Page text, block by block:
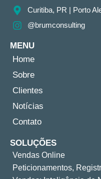
Curitiba, PR​ | Porto
@brumconsulting
MENU
Home
Sobre
Clientes
Notícias
Contato
SOLUÇÕES
Vendas Online
Peticionamentos,